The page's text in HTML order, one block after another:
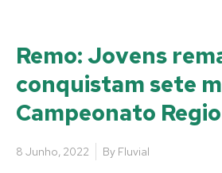
Remo: Jovens
conquistam sete
Campeonato
8 Junho, 2022 By Fluvial